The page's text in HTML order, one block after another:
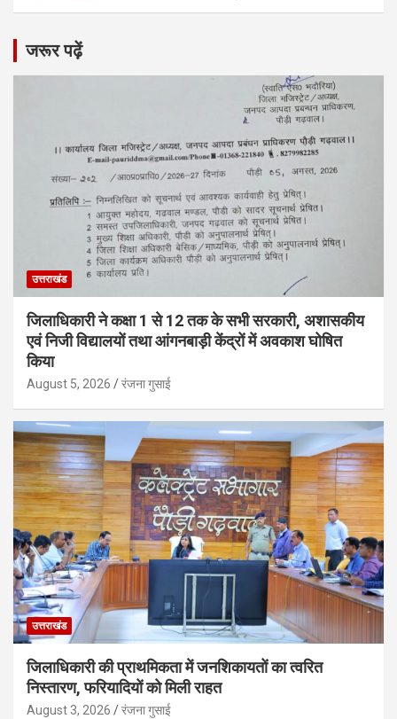
जरूर पढ़ें
उत्तराखंड
जिलाधिकारी ने कक्षा 1 से 12 तक के सभी सरकारी, अशासकीय
एवं निजी विद्यालयों तथा आंगनबाड़ी केंद्रों में अवकाश घोषित
किया
August 5, 2026 रंजना गुसाई
उत्तराखंड
जिलाधिकारी की प्राथमिकता में जनशिकायतों का त्वरित
निस्तारण, फरियादियों को मिली राहत
August 3, 2026 रंजना गुसाई